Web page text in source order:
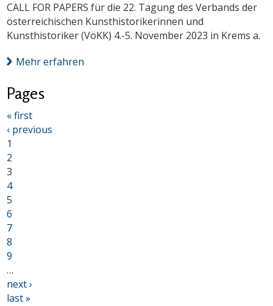
CALL FOR PAPERS für die 22. Tagung des Verbands der
österreichischen Kunsthistorikerinnen und
Kunsthistoriker (VöKK) 4.-5. November 2023 in Krems a.
Mehr erfahren
Pages
« first
‹ previous
1
2
3
4
5
6
7
8
9
…
next ›
last »